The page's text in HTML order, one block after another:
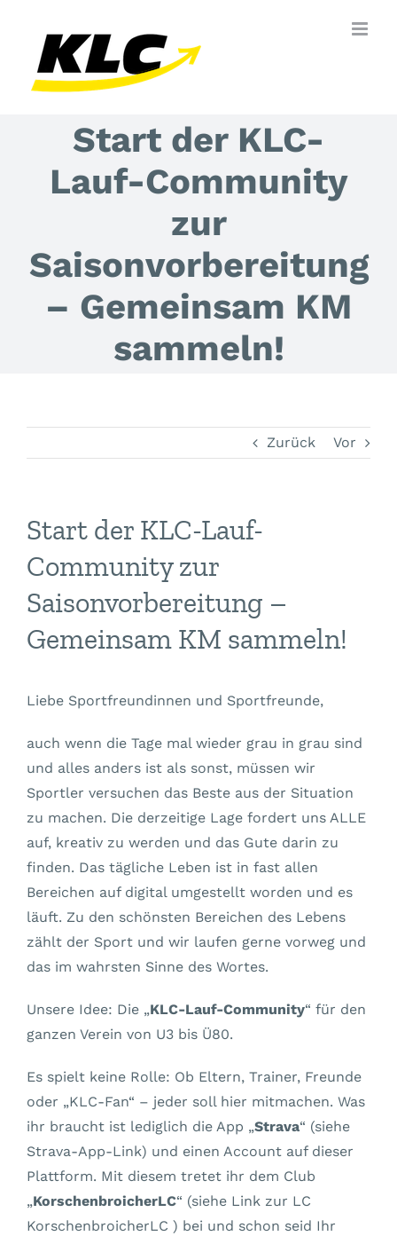
springen
Start der KLC-
Lauf-Community
zur
Saisonvorbereitung
– Gemeinsam KM
sammeln!
Zurück Vor
Start der KLC-Lauf-
Community zur
Saisonvorbereitung –
Gemeinsam KM sammeln!
Liebe Sportfreundinnen und Sportfreunde,
auch wenn die Tage mal wieder grau in grau sind
und alles anders ist als sonst, müssen wir
Sportler versuchen das Beste aus der Situation
zu machen. Die derzeitige Lage fordert uns ALLE
auf, kreativ zu werden und das Gute darin zu
finden. Das tägliche Leben ist in fast allen
Bereichen auf digital umgestellt worden und es
läuft. Zu den schönsten Bereichen des Lebens
zählt der Sport und wir laufen gerne vorweg und
das im wahrsten Sinne des Wortes.
Unsere Idee: Die „KLC-Lauf-Community“ für den
ganzen Verein von U3 bis Ü80.
Es spielt keine Rolle: Ob Eltern, Trainer, Freunde
oder „KLC-Fan“ – jeder soll hier mitmachen. Was
ihr braucht ist lediglich die App „Strava“ (siehe
Strava-App-Link) und einen Account auf dieser
Plattform. Mit diesem tretet ihr dem Club
„KorschenbroicherLC“ (siehe Link zur LC
KorschenbroicherLC ) bei und schon seid Ihr